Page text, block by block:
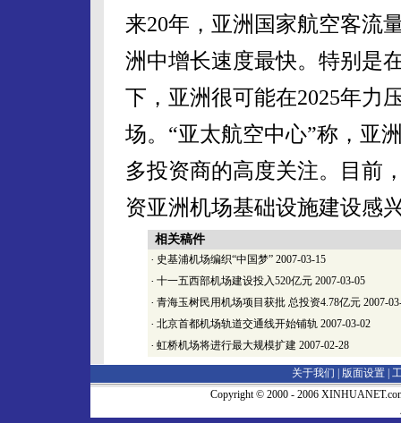
来20年，亚洲国家航空客流
洲中增长速度最快。特别是
下，亚洲很可能在2025年力
场。“亚太航空中心”称，亚
多投资商的高度关注。目前
资亚洲机场基础设施建设感
相关稿件
· 史基浦机场编织“中国梦” 2007-03-15
· 十一五西部机场建设投入520亿元 2007-03-05
· 青海玉树民用机场项目获批 总投资4.78亿元 2007-
· 北京首都机场轨道交通线开始铺轨 2007-03-02
· 虹桥机场将进行最大规模扩建 2007-02-28
关于我们 | 版面设置
Copyright © 2000 - 2006